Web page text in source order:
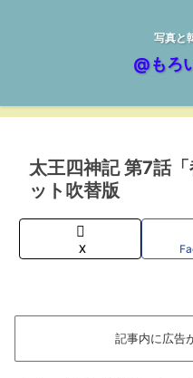
写真と
@もろ
太王四神記 第7話
ット吹替版
X
記事内に広告